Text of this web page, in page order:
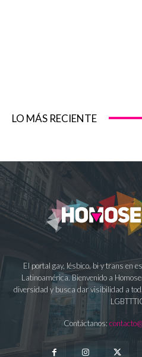
LO MÁS RECIENTE
El portal gay, lésbico, bi y trans en
Latinoamérica. Bienvenido a
diversidad y busca dar visibilidad a
Contáctanos: